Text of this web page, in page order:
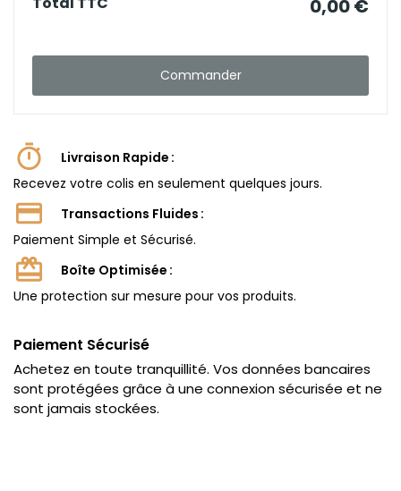
0,00 €
Commander
Livraison Rapide
Recevez votre colis en seulement quelques jours.
Transactions Fluides
Paiement Simple et Sécurisé.
Boîte Optimisée
Une protection sur mesure pour vos produits.
Paiement Sécurisé
Achetez en toute tranquillité. Vos données bancaires
sont protégées grâce à une connexion sécurisée et ne
sont jamais stockées.